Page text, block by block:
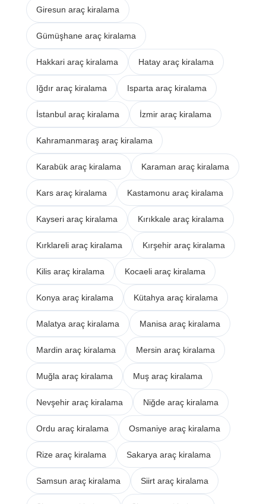
Giresun araç kiralama
Gümüşhane araç kiralama
Hakkari araç kiralama Hatay araç kiralama
Iğdır araç kiralama Isparta araç kiralama
İstanbul araç kiralama İzmir araç kiralama
Kahramanmaraş araç kiralama
Karabük araç kiralama Karaman araç kiralama
Kars araç kiralama Kastamonu araç kiralama
Kayseri araç kiralama Kırıkkale araç kiralama
Kırklareli araç kiralama Kırşehir araç kiralama
Kilis araç kiralama Kocaeli araç kiralama
Konya araç kiralama Kütahya araç kiralama
Malatya araç kiralama Manisa araç kiralama
Mardin araç kiralama Mersin araç kiralama
Muğla araç kiralama Muş araç kiralama
Nevşehir araç kiralama Niğde araç kiralama
Ordu araç kiralama Osmaniye araç kiralama
Rize araç kiralama Sakarya araç kiralama
Samsun araç kiralama Siirt araç kiralama